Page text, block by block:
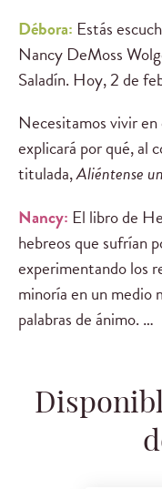
Débora: Estás
Nancy DeMoss
Saladín. Hoy, 2 de
Necesitamos vivir
explicará por qué, al
titulada,Aliéntense
Nancy: El libro de
hebreos que sufrían
experimentando los
minoría en un medio
palabras de ánimo. …